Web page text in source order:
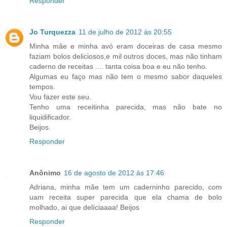
Jo Turquezza 11 de julho de 2012 às 20:55
Minha mãe e minha avó eram doceiras de casa mesmo
faziam bolos deliciosos,e mil outros doces, mas não tinham
caderno de receitas .... tanta coisa boa e eu não tenho.
Algumas eu faço mas não tem o mesmo sabor daqueles
tempos.
Vou fazer este seu.
Tenho uma receitinha parecida, mas não bate no
liquidificador.
Beijos.
Responder
Anônimo 16 de agosto de 2012 às 17:46
Adriana, minha mãe tem um caderninho parecido, com
uam receita super parecida que ela chama de bolo
molhado, ai que delíciaaaa! Beijos
Responder